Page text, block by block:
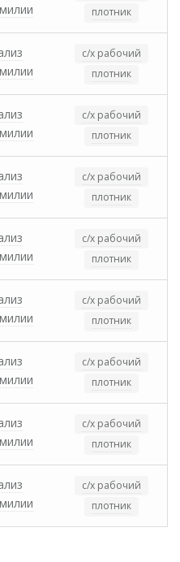
плотник
с/х рабочий
плотник
с/х рабочий
плотник
с/х рабочий
плотник
с/х рабочий
плотник
с/х рабочий
плотник
с/х рабочий
плотник
с/х рабочий
плотник
с/х рабочий
плотник